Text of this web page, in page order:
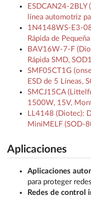
ESDCAN24-2BLY
línea automotriz
1N4148WS-E3-
Rápida de
BAV16W-7-F
Rápida SMD,
SMF05CT1G
ESD de 5 Líneas,
SMCJ15CA
1500W, 15V,
LL4148 (Diotec):
MiniMELF (SOD-
Aplicaciones
Aplicaciones
para proteger
Redes de control